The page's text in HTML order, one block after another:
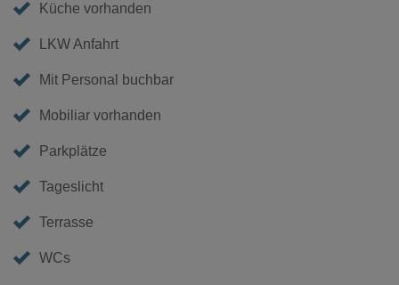
Küche vorhanden
LKW Anfahrt
Mit Personal buchbar
Mobiliar vorhanden
Parkplätze
Tageslicht
Terrasse
WCs